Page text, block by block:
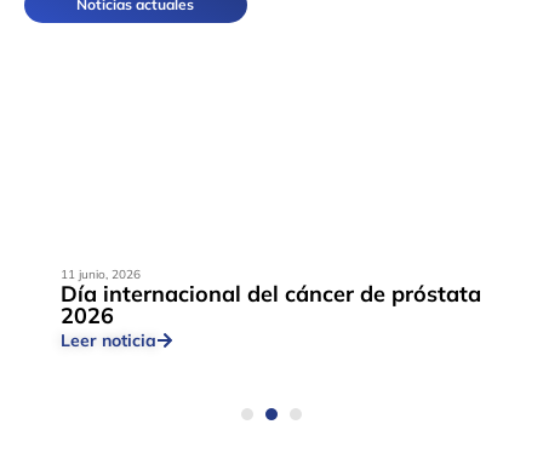
Noticias actuales
11 junio, 2026
Día internacional del cáncer de próstata
2026
Leer noticia